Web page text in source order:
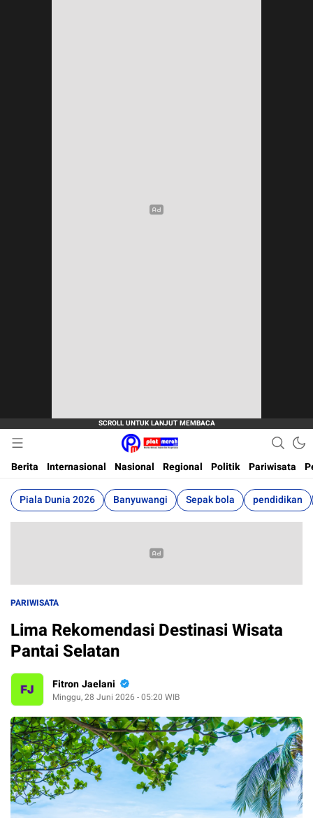
Plat Merah
Berita Terkini, Akurat, Terpercaya Dan Cepat
Berita
Internasional Nasional Regional Politik Pariwisata
Piala Dunia 2026 Banyuwangi Sepak bola pendidikan
PARIWISATA
Lima Rekomendasi Destinasi Wisata
Pantai Selatan
Fitron Jaelani
Minggu, 28 Juni 2026 - 05:20 WIB